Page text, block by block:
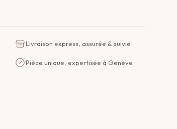
Livraison express, assurée & suivie
Pièce unique, expertisée à Genève